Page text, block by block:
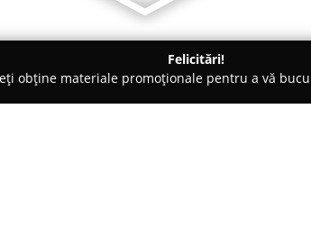
Felicitări!
obține materiale promoționale pentru a vă